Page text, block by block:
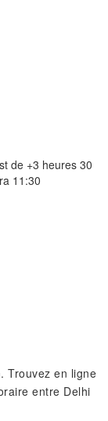
de +3 heures 30
11:30
Trouvez en ligne
entre Delhi